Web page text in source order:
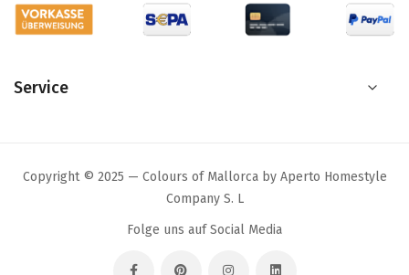
Service
Copyright © 2025 — Colours of Mallorca by Aperto Homestyle
Company S. L
Folge uns auf Social Media